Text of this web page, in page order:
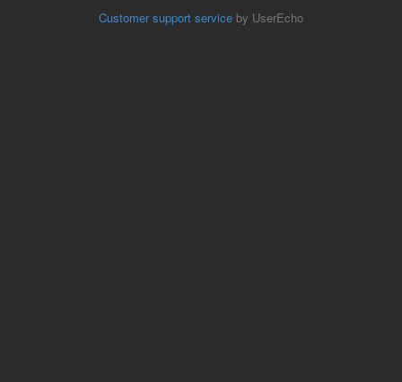
Customer support service by UserEcho